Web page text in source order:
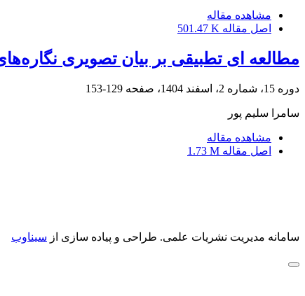
مشاهده مقاله
اصل مقاله 501.47 K
مطالعه ای تطبیقی بر بیان تصویری
دوره 15، شماره 2، اسفند 1404، صفحه 129-153
سامرا سلیم پور
مشاهده مقاله
اصل مقاله 1.73 M
سامانه مدیریت نشریات علمی. طراحی و پیاده سازی از سیناوب